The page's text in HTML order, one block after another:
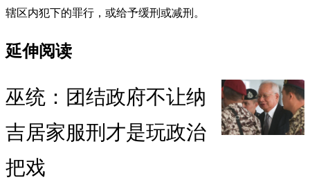
辖区内犯下的罪行，或给予缓刑或减刑。
延伸阅读
巫统：团结政府不让纳
吉居家服刑才是玩政治
把戏